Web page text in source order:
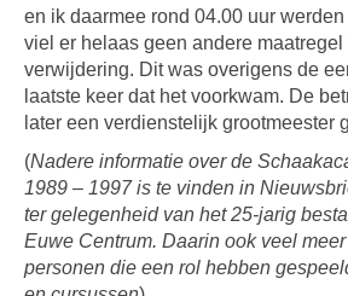
en ik daarmee rond 04.00 uur
viel er helaas geen andere maatregel
verwijdering. Dit was overigens de
laatste keer dat het voorkwam. De
later een verdienstelijk grootmeester
(Nadere informatie over de
1989 – 1997 is te vinden in
ter gelegenheid van het 25-jarig
Euwe Centrum. Daarin ook veel
personen die een rol hebben